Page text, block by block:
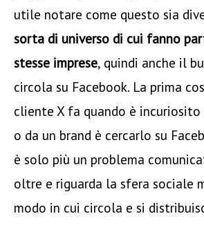
utile notare come questo sia
sorta di universo di cui fanno
stesse imprese, quindi anche il
circola su Facebook. La prima
cliente X fa quando è
o da un brand è cercarlo su
è solo più un problema
oltre e riguarda la sfera sociale
modo in cui circola e si